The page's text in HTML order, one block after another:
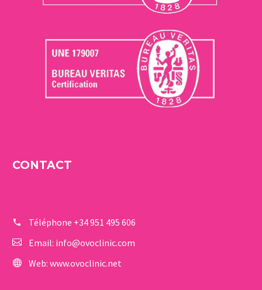
CONTACT
Téléphone +34 951 495 606
Email: info@ovoclinic.com
Web: www.ovoclinic.net